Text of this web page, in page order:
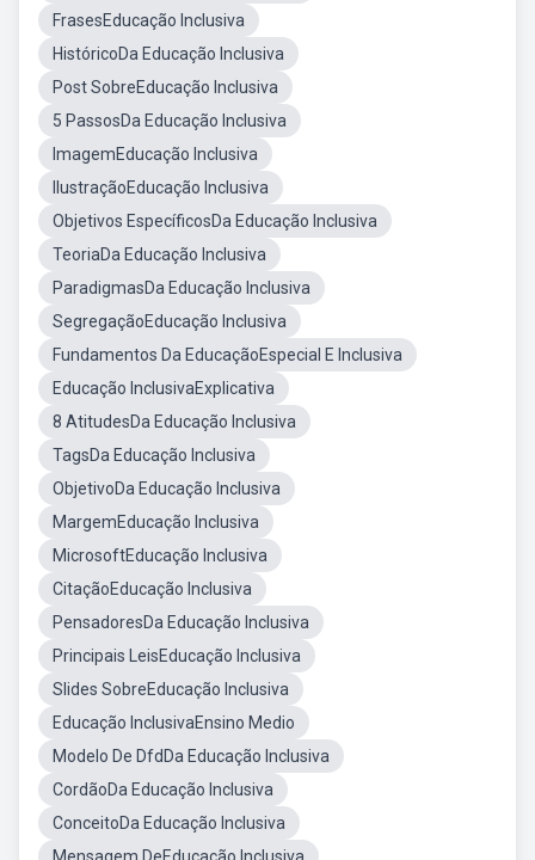
FrasesEducação Inclusiva
HistóricoDa Educação Inclusiva
Post SobreEducação Inclusiva
5 PassosDa Educação Inclusiva
ImagemEducação Inclusiva
IlustraçãoEducação Inclusiva
Objetivos EspecíficosDa Educação Inclusiva
TeoriaDa Educação Inclusiva
ParadigmasDa Educação Inclusiva
SegregaçãoEducação Inclusiva
Fundamentos Da EducaçãoEspecial E Inclusiva
Educação InclusivaExplicativa
8 AtitudesDa Educação Inclusiva
TagsDa Educação Inclusiva
ObjetivoDa Educação Inclusiva
MargemEducação Inclusiva
MicrosoftEducação Inclusiva
CitaçãoEducação Inclusiva
PensadoresDa Educação Inclusiva
Principais LeisEducação Inclusiva
Slides SobreEducação Inclusiva
Educação InclusivaEnsino Medio
Modelo De DfdDa Educação Inclusiva
CordãoDa Educação Inclusiva
ConceitoDa Educação Inclusiva